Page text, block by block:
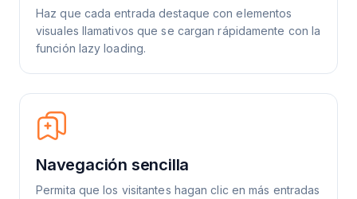
Haz que cada entrada destaque con elementos
visuales llamativos que se cargan rápidamente con la
función lazy loading.
Navegación sencilla
Permita que los visitantes hagan clic en más entradas